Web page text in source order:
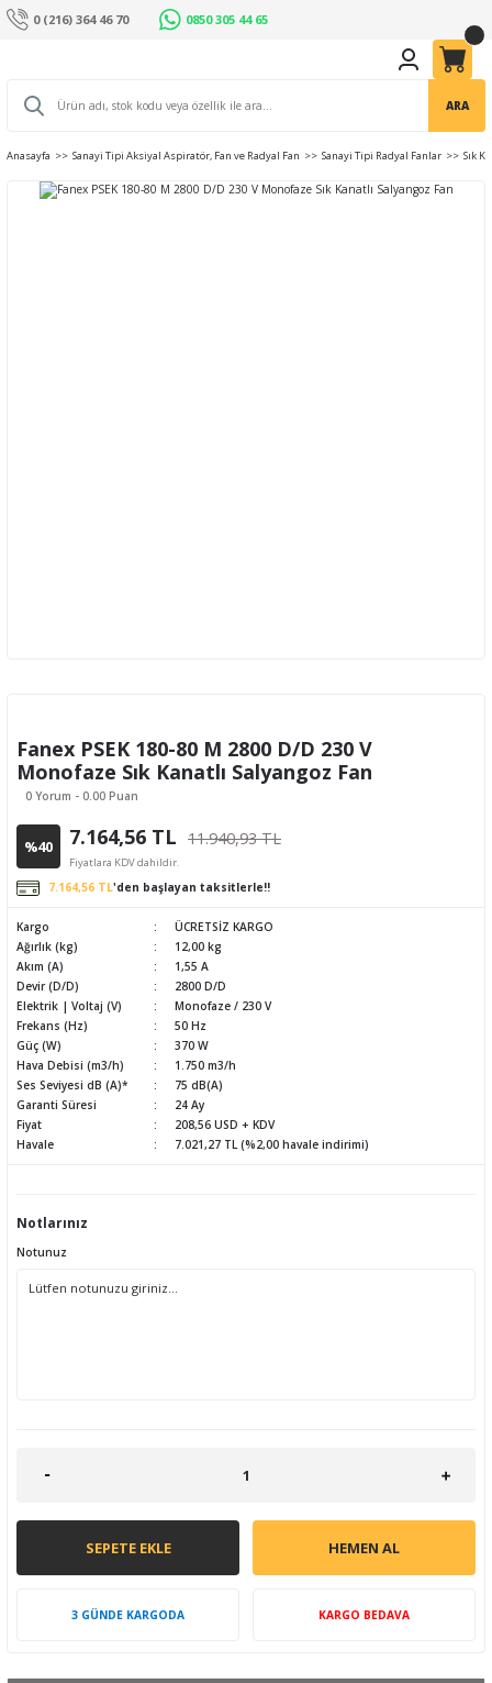
0 (216) 364 46 70 0850 305 44 65
ARA
Anasayfa Sanayi Tipi Aksiyal Aspiratör, Fan ve Radyal Fan Sanayi Tipi Radyal Fanlar Sık
Fanex PSEK 180-80 M 2800 D/D 230 V
Monofaze Sık Kanatlı Salyangoz Fan
0 Yorum - 0.00 Puan
%40 7.164,56 TL 11.940,93 TL
Fiyatlara KDV dahildir.
7.164,56 TL'den başlayan taksitlerle!!
Kargo
ÜCRETSİZ KARGO
Ağırlık (kg)
12,00 kg
Akım (A)
1,55 A
Devir (D/D)
2800 D/D
Elektrik | Voltaj (V)
Monofaze / 230 V
Frekans (Hz)
50 Hz
Güç (W)
370 W
Hava Debisi (m3/h)
1.750 m3/h
Ses Seviyesi dB (A)*
75 dB(A)
Garanti Süresi
24 Ay
Fiyat
208,56 USD + KDV
Havale
7.021,27 TL (%2,00 havale indirimi)
Notlarınız
Notunuz
SEPETE EKLE HEMEN AL
3 GÜNDE KARGODA KARGO BEDAVA